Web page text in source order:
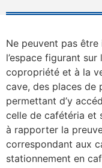
Ne peuvent pas
l’espace figurant
copropriété et à la
cave, des places de
permettant d’y
celle de cafétéria et
à rapporter la
correspondant aux
stationnement en